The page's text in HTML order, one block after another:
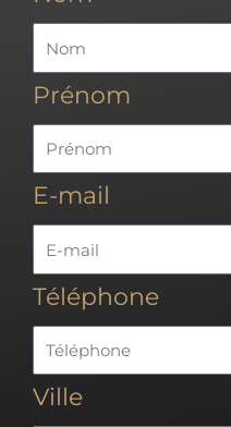
Prénom
E-mail
Téléphone
Ville